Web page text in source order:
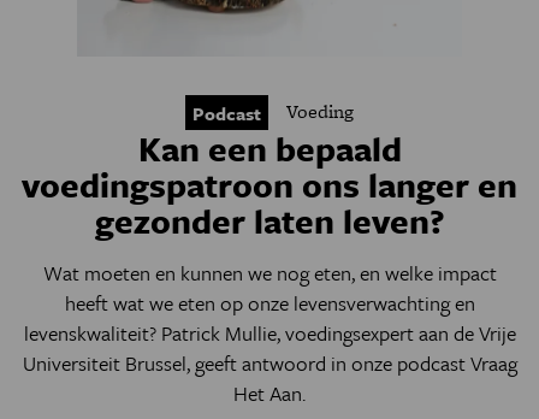
Podcast Voeding
Kan een bepaald
voedingspatroon ons langer en
gezonder laten leven?
Wat moeten en kunnen we nog eten, en welke impact
heeft wat we eten op onze levensverwachting en
levenskwaliteit? Patrick Mullie, voedingsexpert aan de Vrije
Universiteit Brussel, geeft antwoord in onze podcast Vraag
Het Aan.